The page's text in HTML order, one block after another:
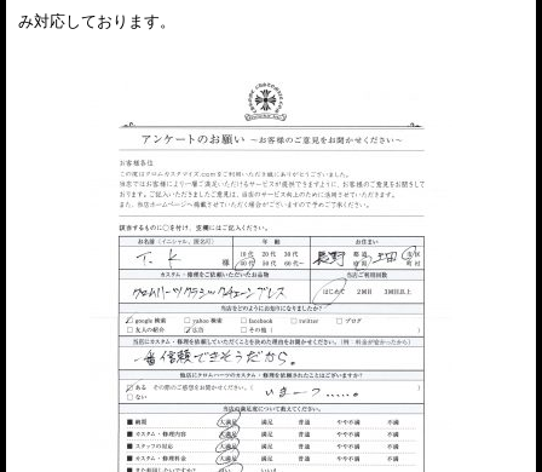
み対応しております。